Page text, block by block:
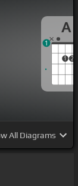
A
1 2
1
All Diagrams